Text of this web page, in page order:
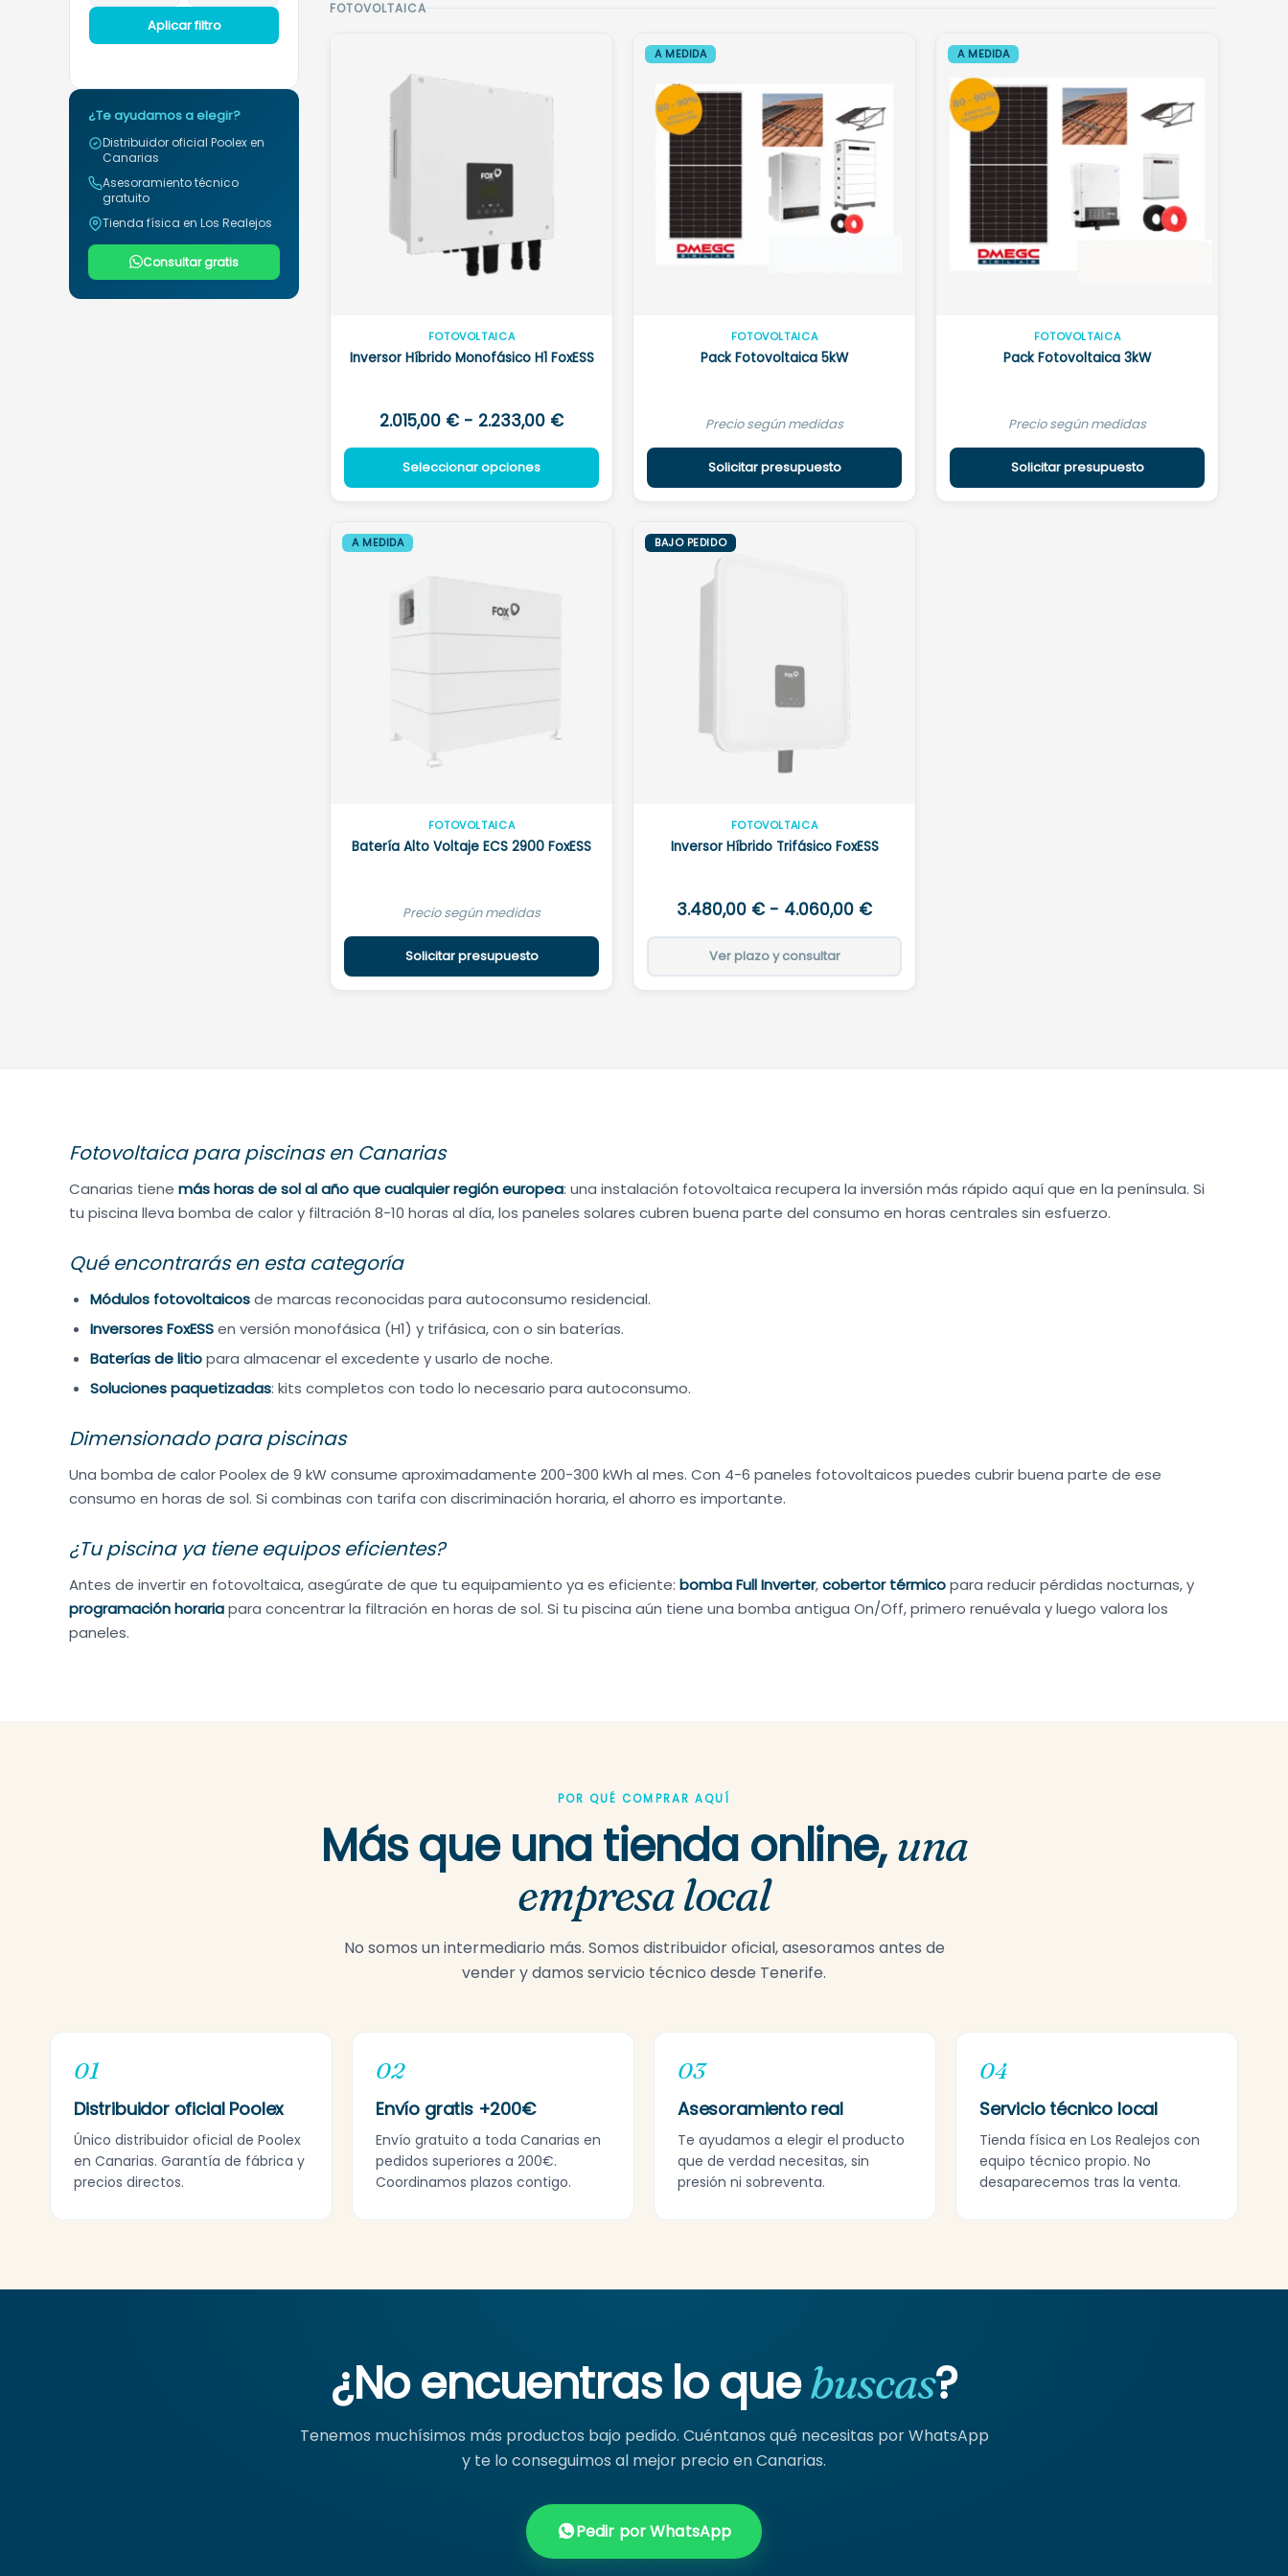
Aplicar filtro
¿Te ayudamos a elegir?
Distribuidor oficial Poolex en
Canarias
Asesoramiento técnico
gratuito
Tienda física en Los Realejos
Consultar gratis
FOTOVOLTAICA
FOTOVOLTAICA
Inversor Híbrido Monofásico H1 FoxESS
2.015,00 € - 2.233,00 €Rango
de
desde
Seleccionar opciones
A MEDIDA
FOTOVOLTAICA
Pack Fotovoltaica 5kW
Precio según medidas
Solicitar presupuesto
A MEDIDA
FOTOVOLTAICA
Pack Fotovoltaica 3kW
Precio según medidas
Solicitar presupuesto
A MEDIDA
FOTOVOLTAICA
Batería Alto Voltaje ECS 2900 FoxESS
Precio según medidas
Solicitar presupuesto
BAJO PEDIDO
FOTOVOLTAICA
Inversor Híbrido Trifásico FoxESS
3.480,00 € - 4.060,00 €Rango
de
desde
4.060,00 €
Ver plazo y consultar
Fotovoltaica para piscinas en Canarias
Canarias tiene más horas de sol al año que cualquier región europea: una instalación fotovoltaica recupera la inversión más rápido aquí que en la península. Si
tu piscina lleva bomba de calor y filtración 8-10 horas al día, los paneles solares cubren buena parte del consumo en horas centrales sin esfuerzo.
Qué encontrarás en esta categoría
Módulos fotovoltaicosde marcas reconocidas para autoconsumo residencial.
Inversores FoxESSen versión monofásica (H1) y trifásica, con o sin baterías.
Baterías de litiopara almacenar el excedente y usarlo de noche.
Soluciones paquetizadas: kits completos con todo lo necesario para autoconsumo.
Dimensionado para piscinas
Una bomba de calor Poolex de 9 kW consume aproximadamente 200-300 kWh al mes. Con 4-6 paneles fotovoltaicos puedes cubrir buena parte de ese
consumo en horas de sol. Si combinas con tarifa con discriminación horaria, el ahorro es importante.
¿Tu piscina ya tiene equipos eficientes?
Antes de invertir en fotovoltaica, asegúrate de que tu equipamiento ya es eficiente: bomba Full Inverter,cobertor térmicopara reducir pérdidas nocturnas, y
programación horariapara concentrar la filtración en horas de sol. Si tu piscina aún tiene una bomba antigua On/Off, primero renuévala y luego valora los
paneles.
POR QUÉ COMPRAR AQUÍ
Más que una tienda online,una
empresa local
No somos un intermediario más. Somos distribuidor oficial, asesoramos antes de
vender y damos servicio técnico desde Tenerife.
01
Distribuidor oficial Poolex
Único distribuidor oficial de Poolex
en Canarias. Garantía de fábrica y
precios directos.
02
Envío gratis +200€
Envío gratuito a toda Canarias en
pedidos superiores a 200€.
Coordinamos plazos contigo.
03
Asesoramiento real
Te ayudamos a elegir el producto
que de verdad necesitas, sin
presión ni sobreventa.
04
Servicio técnico local
Tienda física en Los Realejos con
equipo técnico propio. No
desaparecemos tras la venta.
¿No encuentras lo quebuscas?
Tenemos muchísimos más productos bajo pedido. Cuéntanos qué necesitas por WhatsApp
y te lo conseguimos al mejor precio en Canarias.
Pedir por WhatsApp